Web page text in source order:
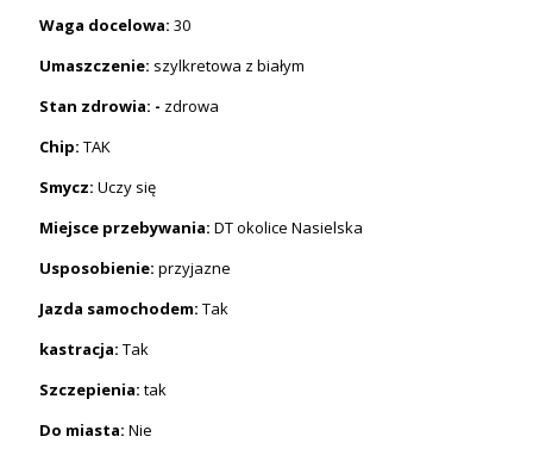
Waga docelowa: 30
Umaszczenie: szylkretowa z białym
Stan zdrowia: - zdrowa
Chip: TAK
Smycz: Uczy się
Miejsce przebywania: DT okolice Nasielska
Usposobienie: przyjazne
Jazda samochodem: Tak
kastracja: Tak
Szczepienia: tak
Do miasta: Nie